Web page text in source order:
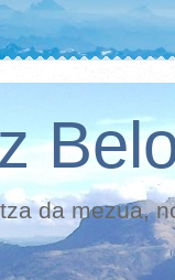
da mezua,